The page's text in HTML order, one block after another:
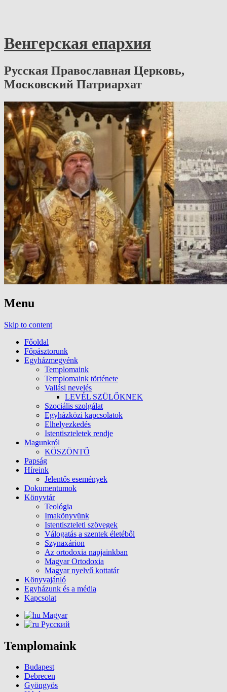
Венгерская епархия
Русская Православная Церковь,
Московский Патриархат
Menu
Skip to content
Főoldal
Főpásztorunk
Egyházmegyénk
Templomaink
Templomaink története
Vallási nevelés
LEVÉL SZÜLŐKNEK
Szociális szolgálat
Egyházközi kapcsolatok
Elhelyezkedés
Istentiszteletek rendje
Magunkról
KÖSZÖNTŐ
Papság
Híreink
Jelentős események
Dokumentumok
Könyvtár
Teológia
Imakönyvünk
Istentiszteleti szövegek
Válogatás a szentek életéből
Szynaxárion
Az ortodoxia napjainkban
Magyar Ortodoxia
Magyar nyelvű kottatár
Könyvajánló
Egyházunk és a média
Kapcsolat
Magyar
Русский
Templomaink
Budapest
Debrecen
Gyöngyös